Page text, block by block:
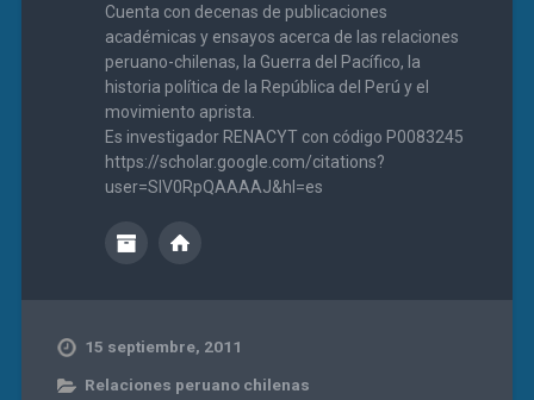
Cuenta con decenas de publicaciones
académicas y ensayos acerca de las relaciones
peruano-chilenas, la Guerra del Pacífico, la
historia política de la República del Perú y el
movimiento aprista.
Es investigador RENACYT con código P0083245
https://scholar.google.com/citations?
user=SIV0RpQAAAAJ&hl=es
15 septiembre, 2011
Relaciones peruano chilenas